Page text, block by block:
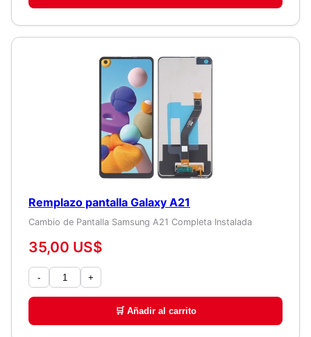
Remplazo pantalla Galaxy A21
Cambio de Pantalla Samsung A21 Completa Instalada
35,00 US$
- +
🛒 Añadir al carrito